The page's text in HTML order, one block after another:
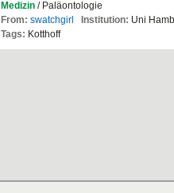
Medizin / Paläontologie
From: swatchgirl Institution: Uni
Tags: Kotthoff